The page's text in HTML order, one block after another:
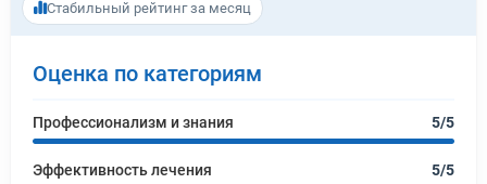
Стабильный рейтинг за месяц
Оценка по категориям
Профессионализм и знания 5/5
Эффективность лечения 5/5